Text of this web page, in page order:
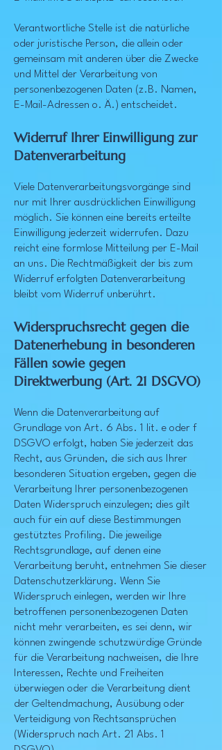
Verantwortliche Stelle ist die natürliche
oder juristische Person, die allein oder
gemeinsam mit anderen über die Zwecke
und Mittel der Verarbeitung von
personenbezogenen Daten (z.B. Namen,
E-Mail-Adressen o. Ä.) entscheidet.
Widerruf Ihrer Einwilligung zur
Datenverarbeitung
Viele Datenverarbeitungsvorgänge sind
nur mit Ihrer ausdrücklichen Einwilligung
möglich. Sie können eine bereits erteilte
Einwilligung jederzeit widerrufen. Dazu
reicht eine formlose Mitteilung per E-Mail
an uns. Die Rechtmäßigkeit der bis zum
Widerruf erfolgten Datenverarbeitung
bleibt vom Widerruf unberührt.
Widerspruchsrecht gegen die
Datenerhebung in besonderen
Fällen sowie gegen
Direktwerbung (Art. 21 DSGVO)
Wenn die Datenverarbeitung auf
Grundlage von Art. 6 Abs. 1 lit. e oder f
DSGVO erfolgt, haben Sie jederzeit das
Recht, aus Gründen, die sich aus Ihrer
besonderen Situation ergeben, gegen die
Verarbeitung Ihrer personenbezogenen
Daten Widerspruch einzulegen; dies gilt
auch für ein auf diese Bestimmungen
gestütztes Profiling. Die jeweilige
Rechtsgrundlage, auf denen eine
Verarbeitung beruht, entnehmen Sie dieser
Datenschutzerklärung. Wenn Sie
Widerspruch einlegen, werden wir Ihre
betroffenen personenbezogenen Daten
nicht mehr verarbeiten, es sei denn, wir
können zwingende schutzwürdige Gründe
für die Verarbeitung nachweisen, die Ihre
Interessen, Rechte und Freiheiten
überwiegen oder die Verarbeitung dient
der Geltendmachung, Ausübung oder
Verteidigung von Rechtsansprüchen
(Widerspruch nach Art. 21 Abs. 1